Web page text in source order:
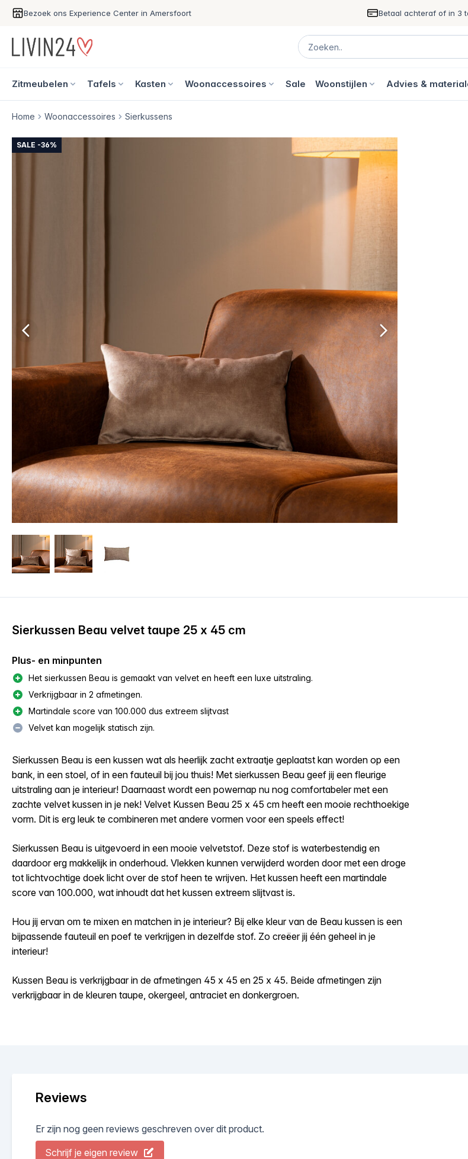
Bezoek ons Experience Center in Amersfoort Betaal achteraf of in 3
Zitmeubelen Tafels Kasten Woonaccessoires Sale Woonstijlen Advies &
Home Woonaccessoires Sierkussens
SALE -36%
Sierkussen Beau velvet taupe 25 x 45 cm
Plus- en minpunten
Het sierkussen Beau is gemaakt van velvet en heeft een luxe uitstraling.
Verkrijgbaar in 2 afmetingen.
Martindale score van 100.000 dus extreem slijtvast
Velvet kan mogelijk statisch zijn.
Sierkussen Beau is een kussen wat als heerlijk zacht extraatje geplaatst kan worden op een
bank, in een stoel, of in een fauteuil bij jou thuis! Met sierkussen Beau geef jij een fleurige
uitstraling aan je interieur! Daarnaast wordt een powernap nu nog comfortabeler met een
zachte velvet kussen in je nek! Velvet Kussen Beau 25 x 45 cm heeft een mooie rechthoekige
vorm. Dit is erg leuk te combineren met andere vormen voor een speels effect!
Sierkussen Beau is uitgevoerd in een mooie velvetstof. Deze stof is waterbestendig en
daardoor erg makkelijk in onderhoud. Vlekken kunnen verwijderd worden door met een droge
tot lichtvochtige doek licht over de stof heen te wrijven. Het kussen heeft een martindale
score van 100.000, wat inhoudt dat het kussen extreem slijtvast is.
Hou jij ervan om te mixen en matchen in je interieur? Bij elke kleur van de Beau kussen is een
bijpassende fauteuil en poef te verkrijgen in dezelfde stof. Zo creëer jij één geheel in je
interieur!
Kussen Beau is verkrijgbaar in de afmetingen 45 x 45 en 25 x 45. Beide afmetingen zijn
verkrijgbaar in de kleuren taupe, okergeel, antraciet en donkergroen.
Reviews
Er zijn nog geen reviews geschreven over dit product.
Schrijf je eigen review